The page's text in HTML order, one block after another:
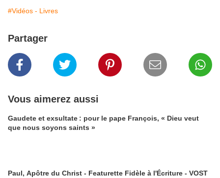
#Vidéos - Livres
Partager
Vous aimerez aussi
Gaudete et exsultate : pour le pape François, « Dieu veut
que nous soyons saints »
Paul, Apôtre du Christ - Featurette Fidèle à l'Écriture - VOST